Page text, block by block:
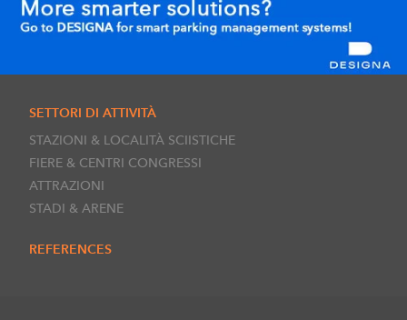
SETTORI DI ATTIVITÀ
STAZIONI & LOCALITÀ SCIISTICHE
FIERE & CENTRI CONGRESSI
ATTRAZIONI
STADI & ARENE
REFERENCES